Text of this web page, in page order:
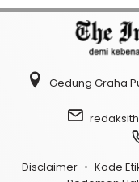
Gedung Graha
Disclaimer
Kode